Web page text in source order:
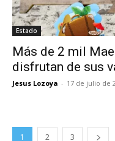
Estado
Más de 2 mil
disfrutan de sus
Jesus Lozoya - 17 de julio de
1 2 3